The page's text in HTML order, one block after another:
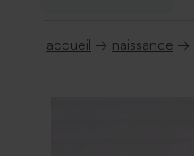
accueil → naissance →